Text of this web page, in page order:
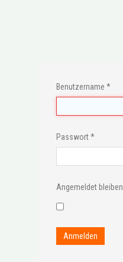
Benutzername *
Passwort*
Angemeldet bleiben
Anmelden